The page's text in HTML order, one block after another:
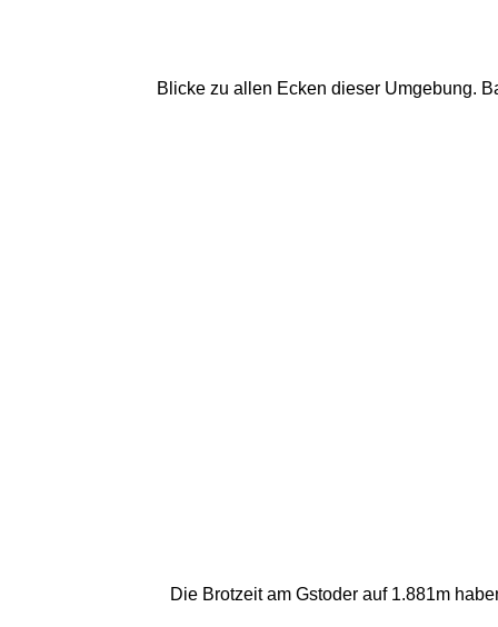
Blicke zu allen Ecken dieser Umgebung.
Die Brotzeit am Gstoder auf 1.881m